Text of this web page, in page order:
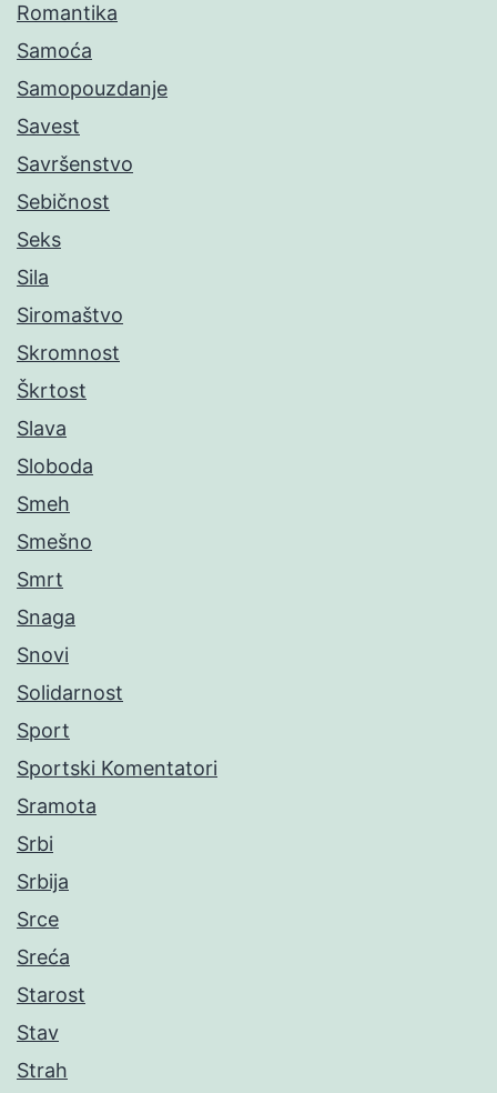
Romantika
Samoća
Samopouzdanje
Savest
Savršenstvo
Sebičnost
Seks
Sila
Siromaštvo
Skromnost
Škrtost
Slava
Sloboda
Smeh
Smešno
Smrt
Snaga
Snovi
Solidarnost
Sport
Sportski Komentatori
Sramota
Srbi
Srbija
Srce
Sreća
Starost
Stav
Strah